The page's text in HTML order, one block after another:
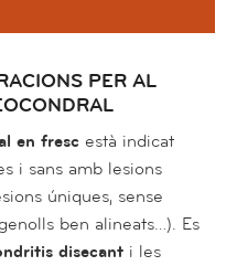
PER AL
en fresc està indicat
i sans amb lesions
úniques, sense
ben alineats…). Es
disecant i les